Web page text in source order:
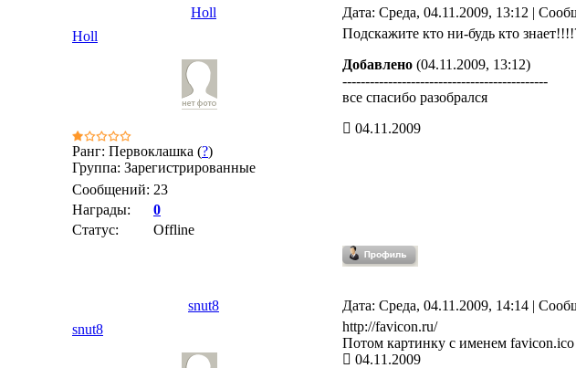
Holl
Дата: Среда, 04.11.2009, 13:12 |
Holl
Ранг: Первоклашка (?)
Группа: Зарегистрированные
Сообщений: 23
Награды:
0
Статус:
Offline
Подскажите кто ни-будь кто
Добавлено (04.11.2009, 13:12)
---------------------------------------------
все спасибо разобрался
04.11.2009
snut8 Дата: Среда, 04.11.2009, 14:14 |
snut8
http://favicon.ru/
Потом картинку с именем
04.11.2009